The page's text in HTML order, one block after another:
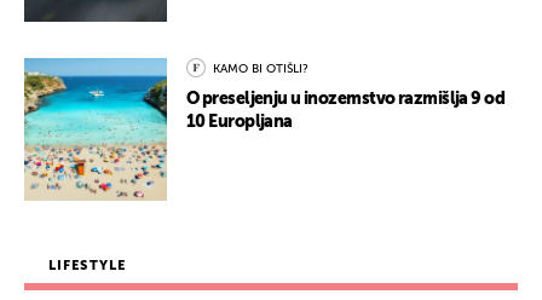
KAMO BI OTIŠLI?
O preseljenju u inozemstvo razmišlja 9 od
10 Europljana
LIFESTYLE